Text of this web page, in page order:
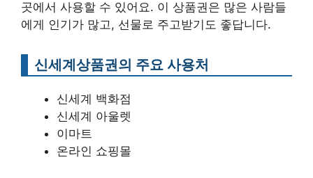
곳에서 사용할 수 있어요. 이 상품권은 많은 사람들
에게 인기가 많고, 선물로 주고받기도 좋답니다.
신세계상품권의 주요 사용처
신세계 백화점
신세계 아울렛
이마트
온라인 쇼핑몰